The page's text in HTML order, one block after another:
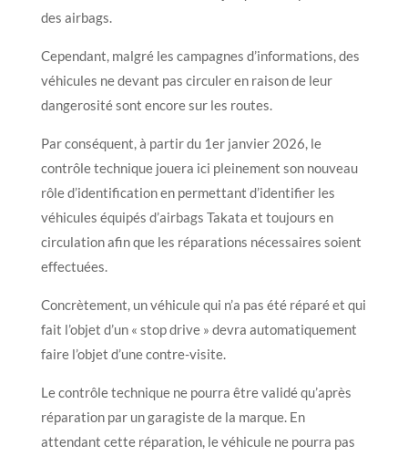
des airbags.
Cependant, malgré les campagnes d’informations, des
véhicules ne devant pas circuler en raison de leur
dangerosité sont encore sur les routes.
Par conséquent, à partir du 1er janvier 2026, le
contrôle technique jouera ici pleinement son nouveau
rôle d’identification en permettant d’identifier les
véhicules équipés d’airbags Takata et toujours en
circulation afin que les réparations nécessaires soient
effectuées.
Concrètement, un véhicule qui n’a pas été réparé et qui
fait l’objet d’un « stop drive » devra automatiquement
faire l’objet d’une contre-visite.
Le contrôle technique ne pourra être validé qu’après
réparation par un garagiste de la marque. En
attendant cette réparation, le véhicule ne pourra pas